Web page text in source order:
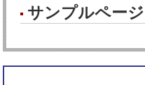
サンプルページ